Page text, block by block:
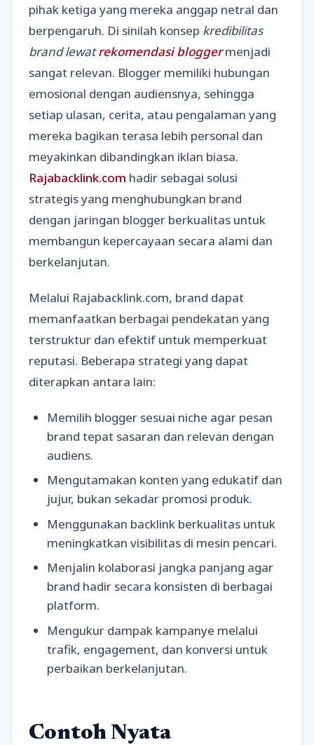
pihak ketiga yang mereka anggap netral dan
berpengaruh. Di sinilah konsep kredibilitas
brand lewatrekomendasi bloggermenjadi
sangat relevan. Blogger memiliki hubungan
emosional dengan audiensnya, sehingga
setiap ulasan, cerita, atau pengalaman yang
mereka bagikan terasa lebih personal dan
meyakinkan dibandingkan iklan biasa.
Rajabacklink.com hadir sebagai solusi
strategis yang menghubungkan brand
dengan jaringan blogger berkualitas untuk
membangun kepercayaan secara alami dan
berkelanjutan.
Melalui Rajabacklink.com, brand dapat
memanfaatkan berbagai pendekatan yang
terstruktur dan efektif untuk memperkuat
reputasi. Beberapa strategi yang dapat
diterapkan antara lain:
Memilih blogger sesuai niche agar pesan
brand tepat sasaran dan relevan dengan
audiens.
Mengutamakan konten yang edukatif dan
jujur, bukan sekadar promosi produk.
Menggunakan backlink berkualitas untuk
meningkatkan visibilitas di mesin pencari.
Menjalin kolaborasi jangka panjang agar
brand hadir secara konsisten di berbagai
platform.
Mengukur dampak kampanye melalui
trafik, engagement, dan konversi untuk
perbaikan berkelanjutan.
Contoh Nyata